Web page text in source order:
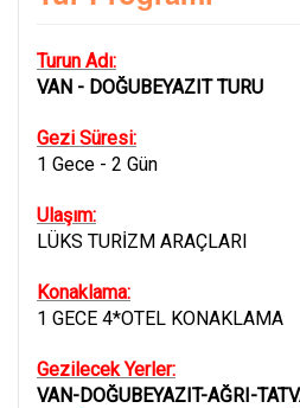
Turun Adı:
VAN - DOĞUBEYAZIT TURU
Gezi Süresi:
1 Gece - 2 Gün
Ulaşım:
LÜKS TURİZM ARAÇLARI
Konaklama:
1 GECE 4*OTEL KONAKLAMA
Gezilecek Yerler:
VAN-DOĞUBEYAZIT-AĞRI-